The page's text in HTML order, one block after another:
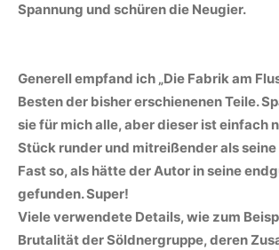
Spannung und schüren die Neugier.
Generell empfand ich „Die Fabrik am
Besten der bisher erschienenen Teile.
sie für mich alle, aber dieser ist einfach
Stück runder und mitreißender als seine
Fast so, als hätte der Autor in seine
gefunden. Super!
Viele verwendete Details, wie zum
Brutalität der Söldnergruppe, deren